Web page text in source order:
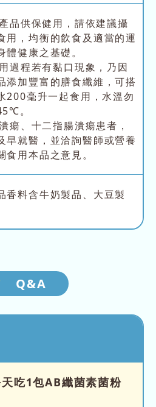
品供保健用，請依建議攝
用，均衡的飲食及適當的運
體健康之基礎。
過程若有黏口現象，乃因
添加豐富的膳食纖維，可搭
200毫升一起食用，水溫勿
。
瘍、十二指腸潰瘍患者，
早就醫，並洽詢醫師或營養
食用本品之意見。
香料含牛奶製品、大豆製
Q&A
吃1包AB纖菌素菌粉